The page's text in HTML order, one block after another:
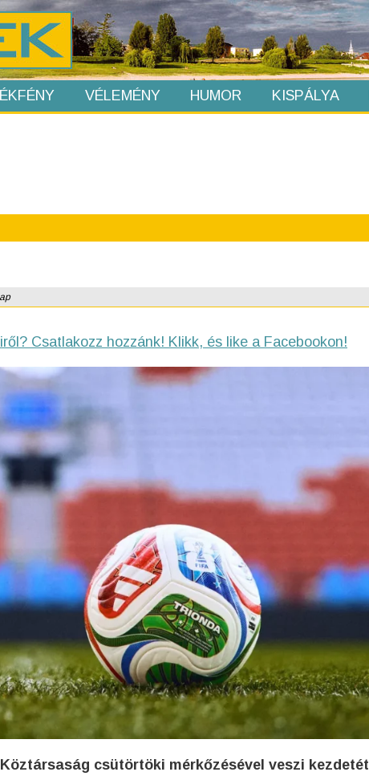
VÉLEMÉNY HUMOR KISPÁLYA
Csatlakozz hozzánk! Klikk, és like a Facebookon!
csütörtöki mérkőzésével veszi kezdetét